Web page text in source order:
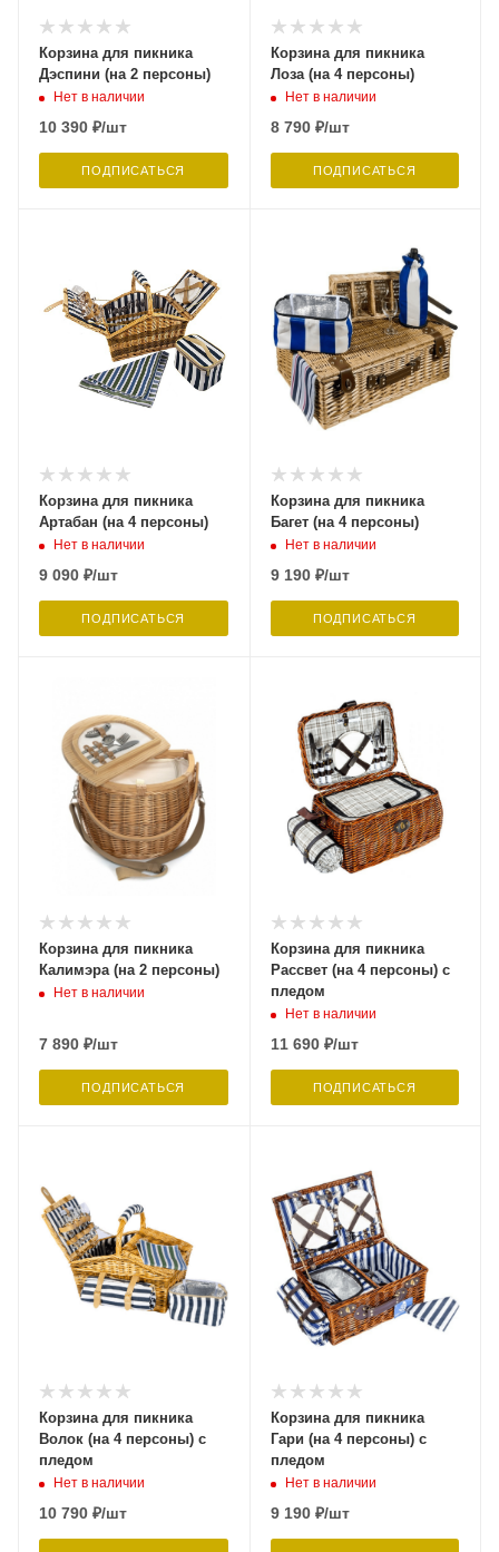
Корзина для пикника
Дэспини (на 2 персоны)
Нет в наличии
10 390 ₽/шт
ПОДПИСАТЬСЯ
Корзина для пикника
Лоза (на 4 персоны)
Нет в наличии
8 790₽/шт
ПОДПИСАТЬСЯ
Корзина для пикника
Артабан (на 4 персоны)
Нет в наличии
9 090 ₽/шт
ПОДПИСАТЬСЯ
Корзина для пикника
Багет (на 4 персоны)
Нет в наличии
9 190₽/шт
ПОДПИСАТЬСЯ
Корзина для пикника
Калимэра (на 2 персоны)
Нет в наличии
7 890 ₽/шт
ПОДПИСАТЬСЯ
Корзина для пикника
Рассвет (на 4 персоны) с
пледом
Нет в наличии
11 690₽/шт
ПОДПИСАТЬСЯ
Корзина для пикника
Волок (на 4 персоны) с
пледом
Нет в наличии
10 790 ₽/шт
Корзина для пикника
Гари (на 4 персоны) с
пледом
Нет в наличии
9 190₽/шт